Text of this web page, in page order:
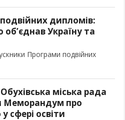
дипломів:
Україну та
Програми подвійних
міська рада
Меморандум про
сфері освіти